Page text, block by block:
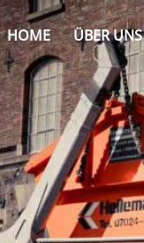
HOME ÜBER UNS